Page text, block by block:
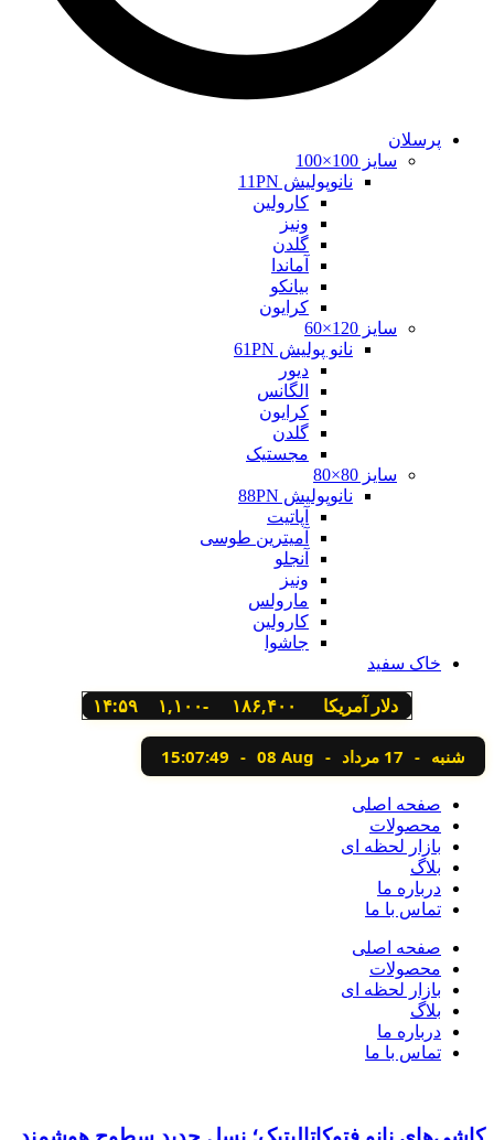
پرسلان
سایز 100×100
نانوپولیش 11PN
کارولین
ونیز
گلدن
آماندا
بیانکو
کرایون
سایز 120×60
نانو پولیش 61PN
دیور
الگانس
کرایون
گلدن
مجستیک
سایز 80×80
نانوپولیش 88PN
آپاتیت
آمیترین طوسی
آنجلو
ونیز
مارولس
کارولین
جاشوا
خاک سفید
دلار آمریکا ۱۸۶,۴۰۰ -۱,۱۰۰ ۱۴:۵۹
شنبه - 17 مرداد -
08 Aug
-
15:07:50
صفحه اصلی
محصولات
بازار لحظه ای
بلاگ
درباره ما
تماس با ما
صفحه اصلی
محصولات
بازار لحظه ای
بلاگ
درباره ما
تماس با ما